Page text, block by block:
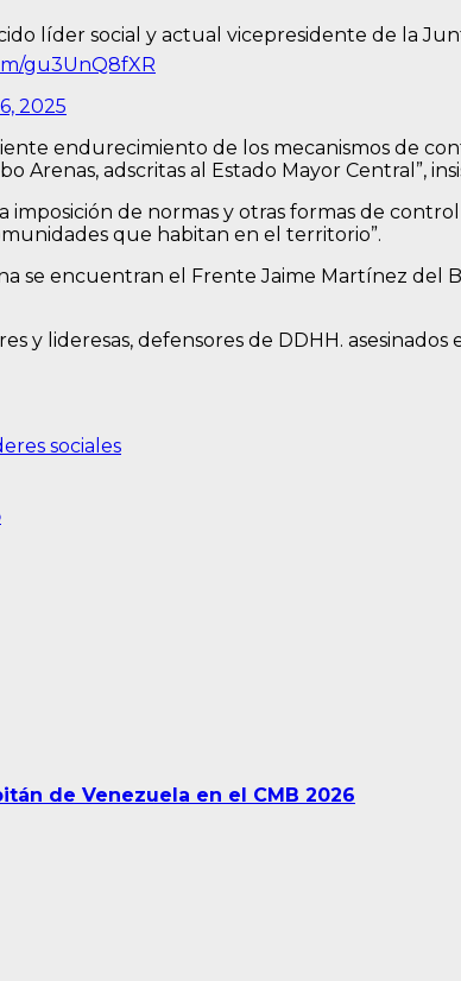
líder social y actual vicepresidente de la
gu3UnQ8fXR
2025
endurecimiento de los mecanismos de
Arenas, adscritas al Estado Mayor Central”,
imposición de normas y otras formas de
que habitan en el territorio”.
se encuentran el Frente Jaime Martínez del
y lideresas, defensores de DDHH. asesinados
sociales
de Venezuela en el CMB 2026